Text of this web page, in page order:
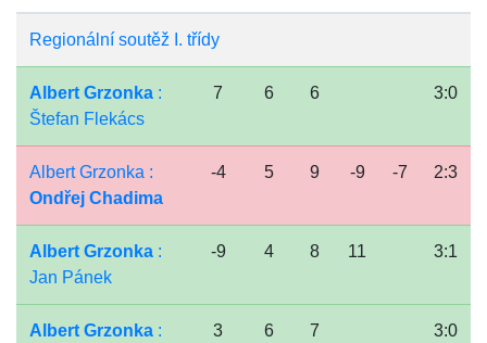
Regionální soutěž I. třídy
Albert Grzonka :
Štefan Flekács
7 6 6 3:0
Albert Grzonka :
Ondřej Chadima
-4 5 9 -9 -7 2:3
Albert Grzonka :
Jan Pánek
-9 4 8 11 3:1
Albert Grzonka :
3 6 7 3:0